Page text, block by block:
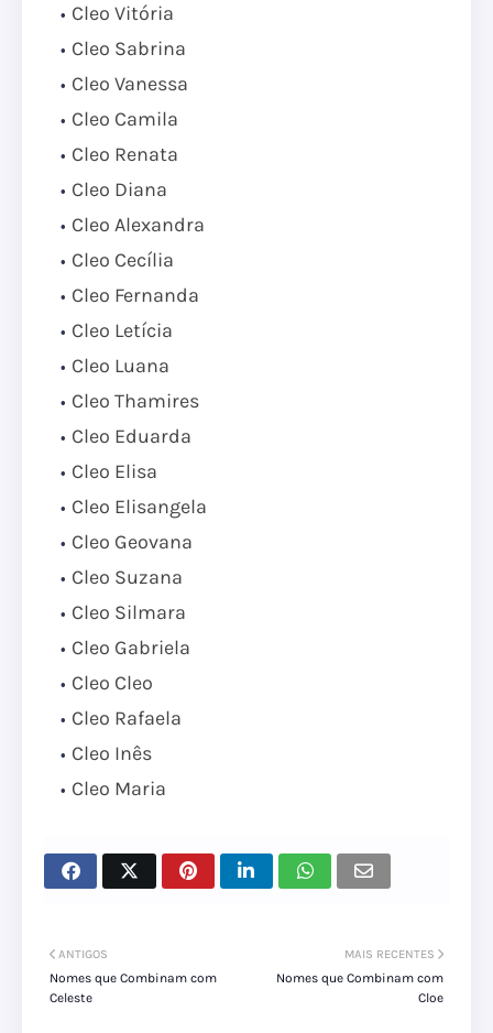
Cleo Vitória
Cleo Sabrina
Cleo Vanessa
Cleo Camila
Cleo Renata
Cleo Diana
Cleo Alexandra
Cleo Cecília
Cleo Fernanda
Cleo Letícia
Cleo Luana
Cleo Thamires
Cleo Eduarda
Cleo Elisa
Cleo Elisangela
Cleo Geovana
Cleo Suzana
Cleo Silmara
Cleo Gabriela
Cleo Cleo
Cleo Rafaela
Cleo Inês
Cleo Maria
MAIS RECENTES
Nomes que Combinam com
Cloe
ANTIGOS
Nomes que Combinam com
Celeste